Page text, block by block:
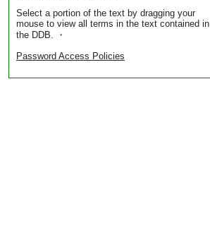
Select a portion of the text by dragging your
mouse to view all terms in the text contained in
the DDB. ・
Password Access Policies